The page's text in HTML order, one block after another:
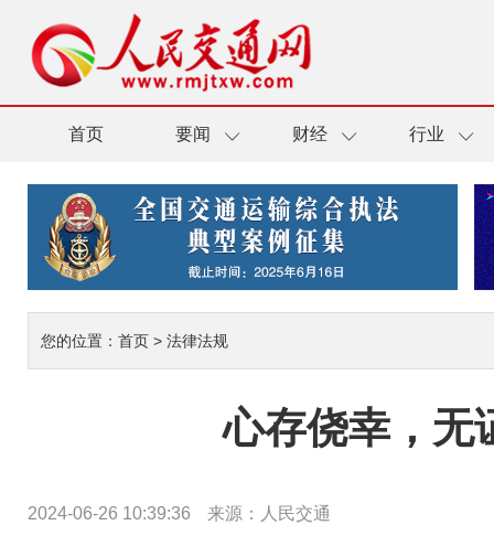
首页 要闻 财经 行业
您的位置： 首页 > 法律法规
心存侥幸，无
2024-06-26 10:39:36 来源： 人民交通